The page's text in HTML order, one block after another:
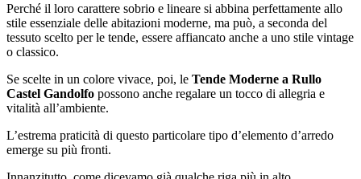
Perché il loro carattere sobrio e lineare si abbina perfettamente allo
stile essenziale delle abitazioni moderne, ma può, a seconda del
tessuto scelto per le tende, essere affiancato anche a uno stile vintage
o classico.
Se scelte in un colore vivace, poi, le Tende Moderne a Rullo
Castel Gandolfo possono anche regalare un tocco di allegria e
vitalità all’ambiente.
L’estrema praticità di questo particolare tipo d’elemento d’arredo
emerge su più fronti.